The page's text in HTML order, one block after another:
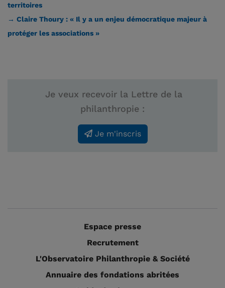
territoires
→ Claire Thoury : « Il y a un enjeu démocratique majeur à
protéger les associations »
Je veux recevoir la Lettre de la
philanthropie :
Je m'inscris
Espace presse
Recrutement
L'Observatoire Philanthropie & Société
Annuaire des fondations abritées